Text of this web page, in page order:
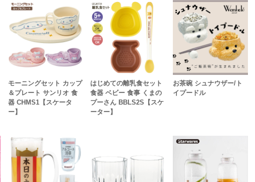
モーニングセット カップ
＆プレート サンリオ 食
器 CHMS1【スケータ
ー】
はじめての離乳食セット
食器 ベビー 食事 くまの
プーさん BBLS2S【スケ
ーター】
お茶碗 シュナウザー/ト
イプードル